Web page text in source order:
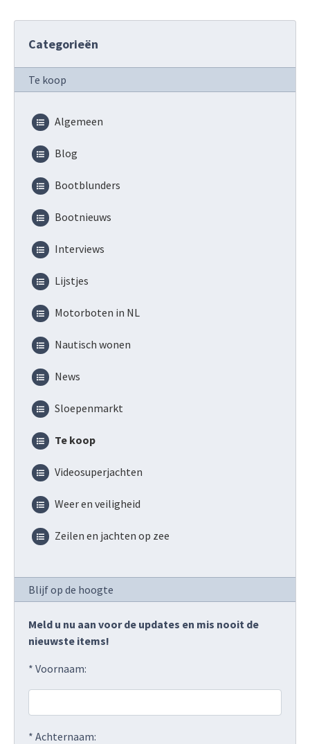
Categorieën
Te koop
Algemeen
Blog
Bootblunders
Bootnieuws
Interviews
Lijstjes
Motorboten in NL
Nautisch wonen
News
Sloepenmarkt
Te koop
Videosuperjachten
Weer en veiligheid
Zeilen en jachten op zee
Blijf op de hoogte
Meld u nu aan voor de updates en mis nooit de
nieuwste items!
* Voornaam:
* Achternaam: